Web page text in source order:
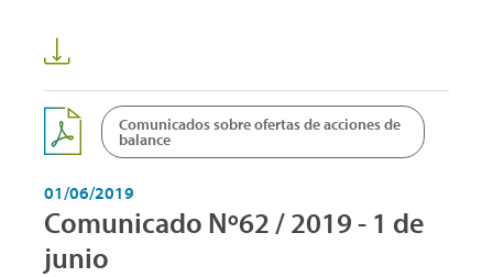
Comunicados sobre ofertas de acciones de
balance
01/06/2019
Comunicado Nº62 / 2019 - 1 de
junio